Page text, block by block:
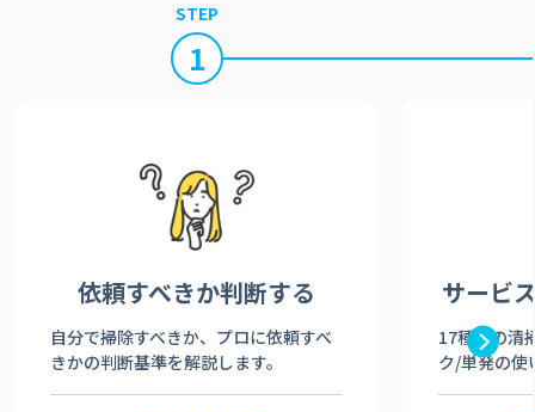
STEP
1
依頼すべきか判断する
自分で掃除すべきか、プロに依頼すべ
きかの判断基準を解説します。
サービ
17種類の清
ク/単発の使